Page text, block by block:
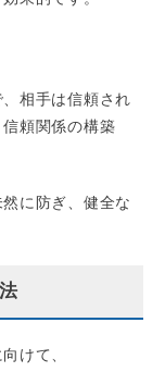
相手は信頼され
頼関係の構築
に防ぎ、健全な
けて、